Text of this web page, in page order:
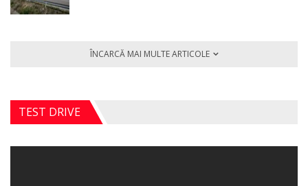
ÎNCARCĂ MAI MULTE ARTICOLE
TEST DRIVE